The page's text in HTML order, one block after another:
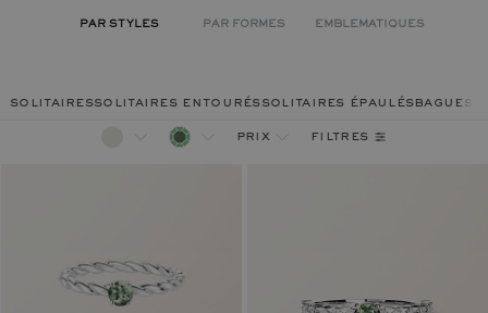
PAR STYLES PAR FORMES EMBLEMATIQUES
solitairessolitaires entouréssolitaires épaulésbagues
prix filtres